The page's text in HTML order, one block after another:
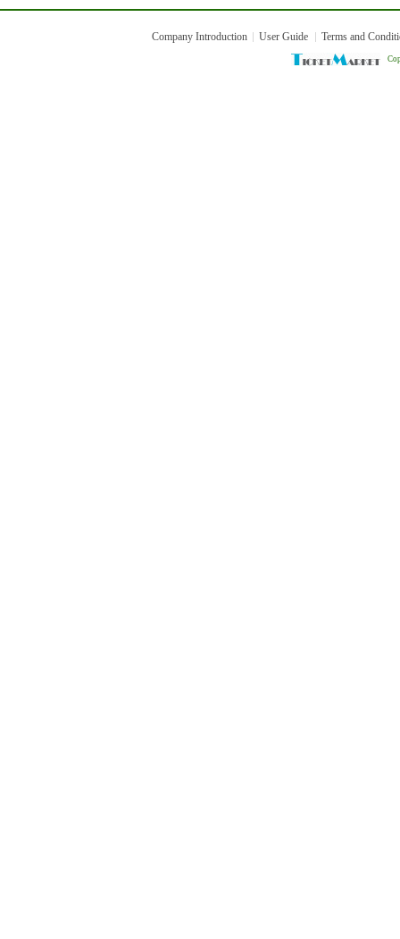
Company Introduction User Guide Terms and